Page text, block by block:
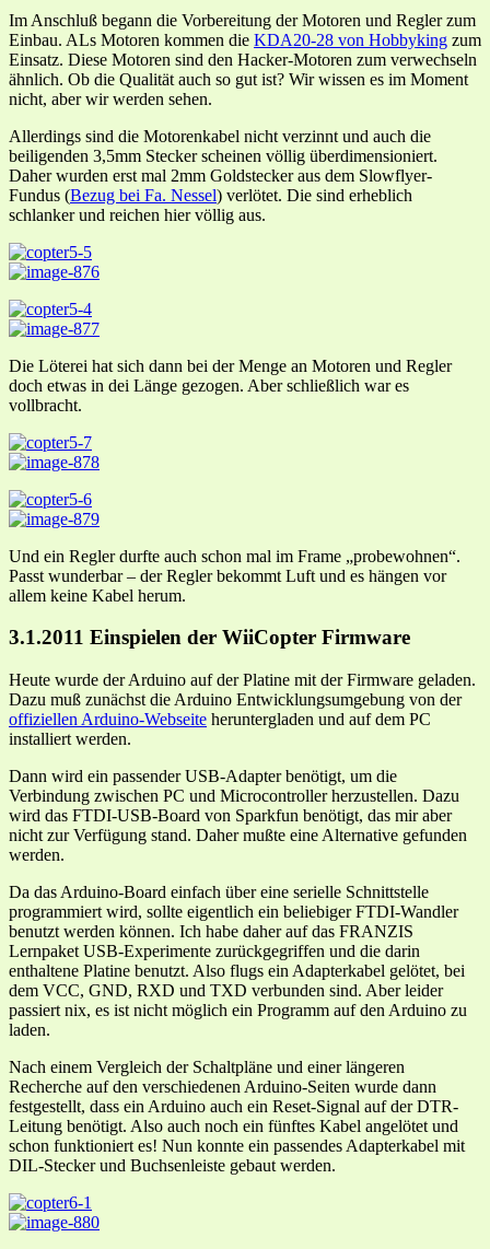
Im Anschluß begann die Vorbereitung der Motoren und Regler zum
Einbau. ALs Motoren kommen die KDA20-28 von Hobbyking zum
Einsatz. Diese Motoren sind den Hacker-Motoren zum verwechseln
ähnlich. Ob die Qualität auch so gut ist? Wir wissen es im Moment
nicht, aber wir werden sehen.
Allerdings sind die Motorenkabel nicht verzinnt und auch die
beiligenden 3,5mm Stecker scheinen völlig überdimensioniert.
Daher wurden erst mal 2mm Goldstecker aus dem Slowflyer-
Fundus (Bezug bei Fa. Nessel) verlötet. Die sind erheblich
schlanker und reichen hier völlig aus.
Die Löterei hat sich dann bei der Menge an Motoren und Regler
doch etwas in dei Länge gezogen. Aber schließlich war es
vollbracht.
Und ein Regler durfte auch schon mal im Frame „probewohnen“.
Passt wunderbar – der Regler bekommt Luft und es hängen vor
allem keine Kabel herum.
3.1.2011 Einspielen der WiiCopter Firmware
Heute wurde der Arduino auf der Platine mit der Firmware geladen.
Dazu muß zunächst die Arduino Entwicklungsumgebung von der
offiziellen Arduino-Webseite heruntergladen und auf dem PC
installiert werden.
Dann wird ein passender USB-Adapter benötigt, um die
Verbindung zwischen PC und Microcontroller herzustellen. Dazu
wird das FTDI-USB-Board von Sparkfun benötigt, das mir aber
nicht zur Verfügung stand. Daher mußte eine Alternative gefunden
werden.
Da das Arduino-Board einfach über eine serielle Schnittstelle
programmiert wird, sollte eigentlich ein beliebiger FTDI-Wandler
benutzt werden können. Ich habe daher auf das FRANZIS
Lernpaket USB-Experimente zurückgegriffen und die darin
enthaltene Platine benutzt. Also flugs ein Adapterkabel gelötet, bei
dem VCC, GND, RXD und TXD verbunden sind. Aber leider
passiert nix, es ist nicht möglich ein Programm auf den Arduino zu
laden.
Nach einem Vergleich der Schaltpläne und einer längeren
Recherche auf den verschiedenen Arduino-Seiten wurde dann
festgestellt, dass ein Arduino auch ein Reset-Signal auf der DTR-
Leitung benötigt. Also auch noch ein fünftes Kabel angelötet und
schon funktioniert es! Nun konnte ein passendes Adapterkabel mit
DIL-Stecker und Buchsenleiste gebaut werden.